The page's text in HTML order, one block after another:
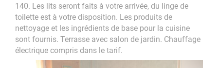
140. Les lits seront faits à votre arrivée, du linge de
toilette est à votre disposition. Les produits de
nettoyage et les ingrédients de base pour la cuisine
sont fournis. Terrasse avec salon de jardin. Chauffage
électrique compris dans le tarif.